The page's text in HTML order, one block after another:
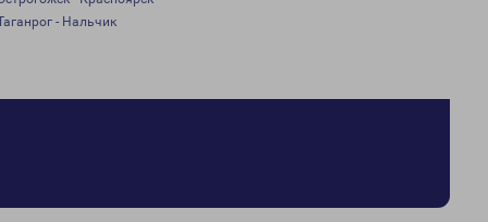
- Нальчик